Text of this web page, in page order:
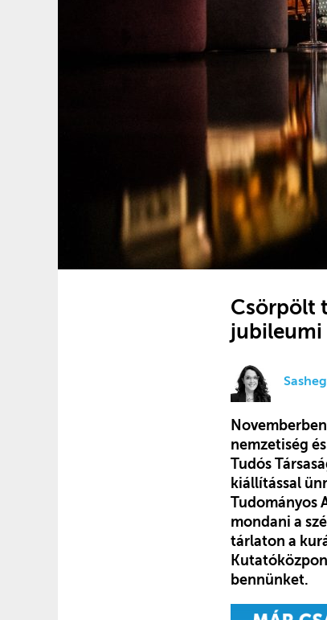
Csörpölt
jubileumi
nemzetiség
Tudós
kiállítással
Tudományos
mondani a
tárlaton a
bennünket.